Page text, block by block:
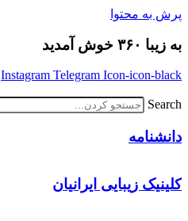
پرش به محتوا
به زیبا ۳۶۰ خوش آمدید
Instagram Telegram Icon-icon-black
Search
دانشنامه
کلینیک زیبایی ایرانیان